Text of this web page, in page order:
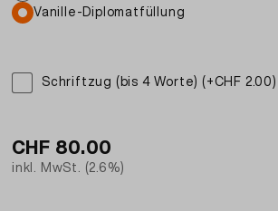
Vanille-Diplomatfüllung
Schriftzug (bis 4 Worte) (+CHF 2.00)
CHF 80.00
inkl. MwSt. (2.6%)